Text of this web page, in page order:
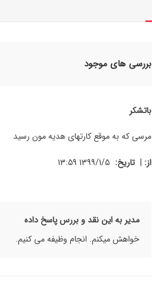
بررسی های موجود
باتشکر
مرسی که به موقع کارتهای هدیه مون رسید
از: | تاریخ: 1399/1/5 13:59
مدیر به این نقد و بررس پاسخ داده
خواهش میکنم. انجام وظیفه می کنیم.